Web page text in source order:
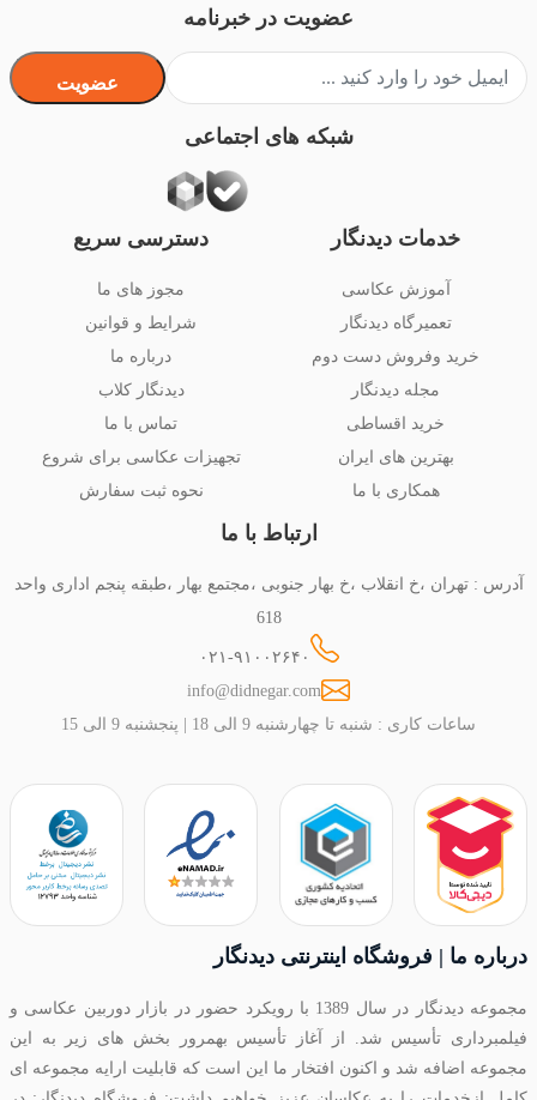
خدمات دیدنگار
آموزش عکاسی
تعمیرگاه دیدنگار
خرید وفروش دست دوم
مجله دیدنگار
خرید اقساطی
بهترین های ایران
همکاری با ما
دسترسی سریع
مجوز های ما
شرایط و قوانین
درباره ما
دیدنگار کلاب
تماس با ما
تجهیزات عکاسی برای شروع
نحوه ثبت سفارش
ارتباط با ما
آدرس : تهران ،خ انقلاب ،خ بهار جنوبی ،مجتمع بهار ،طبقه پنجم اداری واحد
618
۰۲۱-۹۱۰۰۲۶۴۰
info@didnegar.com
ساعات کاری : شنبه تا چهارشنبه 9 الی 18 | پنجشنبه 9 الی 15
عضویت در خبرنامه
عضویت
شبکه های اجتماعی
درباره ما | فروشگاه اینترنتی دیدنگار
مجموعه دیدنگار در سال 1389 با رویکرد حضور در بازار دوربین عکاسی و
فیلمبرداری تأسیس شد. از آغاز تأسیس بهمرور بخش های زیر به این
مجموعه اضافه شد و اکنون افتخار ما این است که قابلیت ارایه مجموعه ای